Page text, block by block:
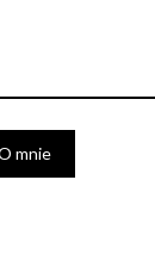
mnie